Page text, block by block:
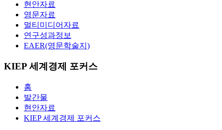
현안자료
영문자료
멀티미디어자료
연구성과정보
EAER(영문학술지)
KIEP 세계경제 포커스
홈
발간물
현안자료
KIEP 세계경제 포커스